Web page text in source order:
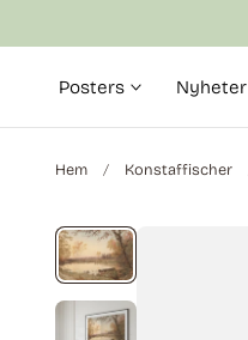
Posters Nyheter
Hem Konstaffischer